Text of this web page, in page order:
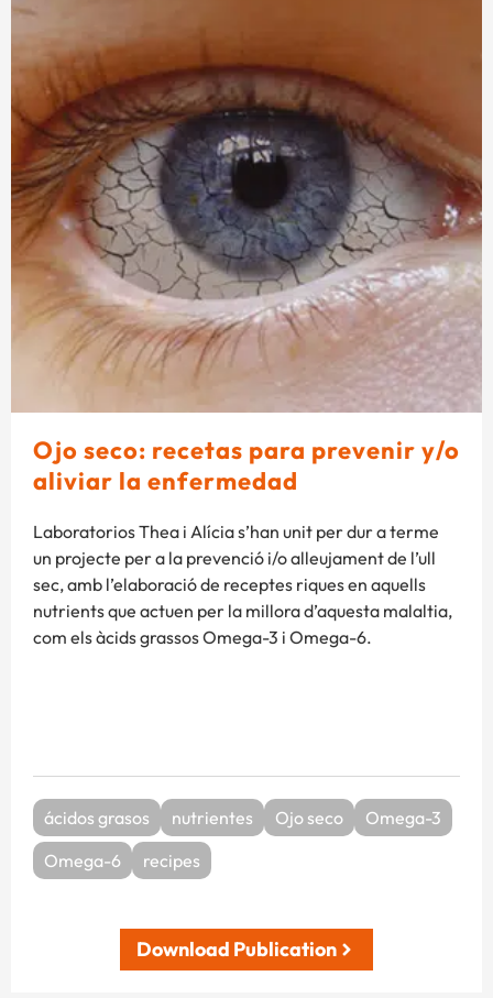
Ojo seco: recetas para prevenir y/o
aliviar la enfermedad
Laboratorios Thea i Alícia s’han unit per dur a terme
un projecte per a la prevenció i/o alleujament de l’ull
sec, amb l’elaboració de receptes riques en aquells
nutrients que actuen per la millora d’aquesta malaltia,
com els àcids grassos Omega-3 i Omega-6.
ácidos grasos nutrientes Ojo seco
Omega-3
Omega-6
recipes
Download Publication